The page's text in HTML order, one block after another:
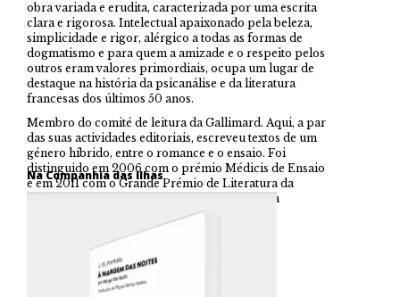
obra variada e erudita, caracterizada por uma escrita
clara e rigorosa. Intelectual apaixonado pela beleza,
simplicidade e rigor, alérgico a todas as formas de
dogmatismo e para quem a amizade e o respeito pelos
outros eram valores primordiais, ocupa um lugar de
destaque na história da psicanálise e da literatura
francesas dos últimos 50 anos.
Membro do comité de leitura da Gallimard. Aqui, a par
das suas actividades editoriais, escreveu textos de um
género híbrido, entre o romance e o ensaio. Foi
distinguido em 2006 com o prémio Médicis de Ensaio
e em 2011 com o Grande Prémio de Literatura da
Academia Francesa pelo conjunto da sua obra
Na Companhia das Ilhas